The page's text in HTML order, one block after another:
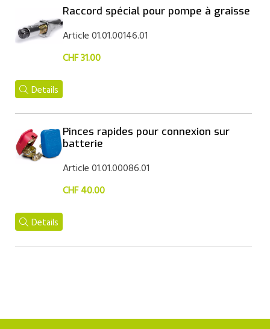
Raccord spécial pour pompe à graisse
Article 01.01.00146.01
CHF 31.00
Details
Pinces rapides pour connexion sur
batterie
Article 01.01.00086.01
CHF 40.00
Details